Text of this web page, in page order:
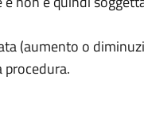
(aumento o
procedura.